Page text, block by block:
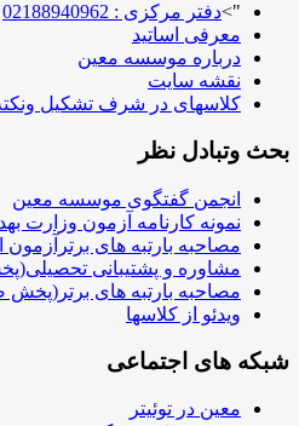
">دفتر مرکزی : 02188940962
معرفی اساتید
درباره موسسه معین
نقشه سایت
کلاسهای در شرف تشکیل
بحث وتبادل نظر
انجمن گفتگوی موسسه معین
نمونه کارنامه آزمون وزارت
مصاحبه بارتبه های برترآزمون
مشاوره و پشتیبانی
مصاحبه بارتبه های
ویدئو از کلاسها
شبکه های اجتماعی
معین در توئیتر